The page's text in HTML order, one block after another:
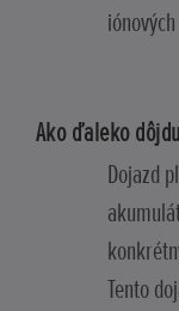
Ako ďaleko
Dojazd
Tento